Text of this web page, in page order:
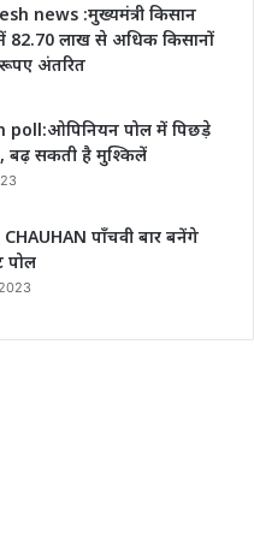
news :मुख्यमंत्री किसान
82.70 लाख से अधिक किसानों
अंतरित
poll:ओपिनियन पोल में पिछड़े
बढ़ सकती है मुश्किलें
पाँचवी बार बनेंगे
पोल